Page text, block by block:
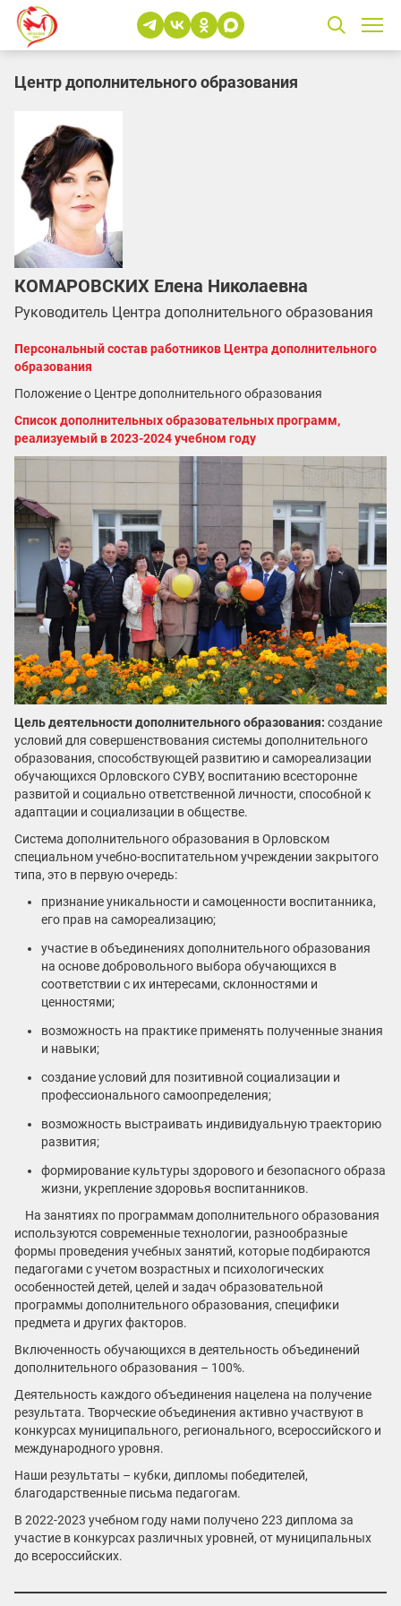
Центр дополнительного образования
КОМАРОВСКИХ Елена Николаевна
Руководитель Центра дополнительного образования
Персональный состав работников Центра дополнительного
образования
Положение о Центре дополнительного образования
Список дополнительных образовательных программ,
реализуемый в 2023-2024 учебном году
Цель деятельности дополнительного образования: создание
условий для совершенствования системы дополнительного
образования, способствующей развитию и самореализации
обучающихся Орловского СУВУ, воспитанию всесторонне
развитой и социально ответственной личности, способной к
адаптации и социализации в обществе.
Система дополнительного образования в Орловском
специальном учебно-воспитательном учреждении закрытого
типа, это в первую очередь:
признание уникальности и самоценности воспитанника,
его прав на самореализацию;
участие в объединениях дополнительного образования
на основе добровольного выбора обучающихся в
соответствии с их интересами, склонностями и
ценностями;
возможность на практике применять полученные знания
и навыки;
создание условий для позитивной социализации и
профессионального самоопределения;
возможность выстраивать индивидуальную траекторию
развития;
формирование культуры здорового и безопасного образа
жизни, укрепление здоровья воспитанников.
На занятиях по программам дополнительного образования
используются современные технологии, разнообразные
формы проведения учебных занятий, которые подбираются
педагогами с учетом возрастных и психологических
особенностей детей, целей и задач образовательной
программы дополнительного образования, специфики
предмета и других факторов.
Включенность обучающихся в деятельность объединений
дополнительного образования – 100%.
Деятельность каждого объединения нацелена на получение
результата. Творческие объединения активно участвуют в
конкурсах муниципального, регионального, всероссийского и
международного уровня.
Наши результаты – кубки, дипломы победителей,
благодарственные письма педагогам.
В 2022-2023 учебном году нами получено 223 диплома за
участие в конкурсах различных уровней, от муниципальных
до всероссийских.